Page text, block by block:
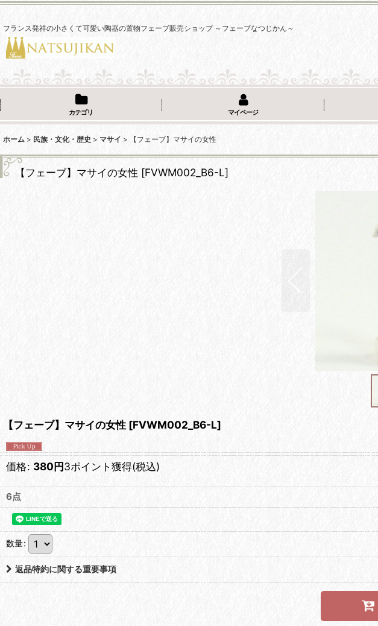
フランス発祥の小さくて可愛い陶器の置物フェーブ販売ショップ ～フェーブなつじかん～
カテゴリ マイページ
ホーム > 民族・文化・歴史 > マサイ > 【フェーブ】マサイの女性
【フェーブ】マサイの女性 [FVWM002_B6-L]
【フェーブ】マサイの女性 [FVWM002_B6-L]
価格: 380円3ポイント獲得(税込)
6点
数量:
返品特約に関する重要事項